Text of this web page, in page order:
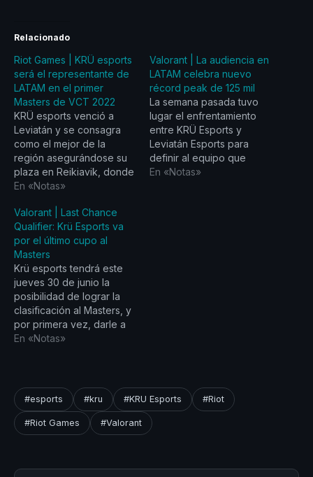
Relacionado
Riot Games | KRÜ esports
será el representante de
LATAM en el primer
Masters de VCT 2022
KRÜ esports venció a
Leviatán y se consagra
como el mejor de la
región asegurándose su
plaza en Reikiavik, donde
se disputará el Masters
marcará el inicio de la
competencia internacional
de VALORANT Champions
Tour 2022. KRÜ esports
se corona nuevamente
como…
En «Notas»
Valorant | La audiencia en
LATAM celebra nuevo
récord peak de 125 mil
La semana pasada tuvo
lugar el enfrentamiento
entre KRÜ Esports y
Leviatán Esports para
definir al equipo que
estaría viajando a
En «Notas»
Valorant | Last Chance
Qualifier: Krü Esports va
por el último cupo al
Masters
Krü esports tendrá este
jueves 30 de junio la
posibilidad de lograr la
clasificación al Masters, y
por primera vez, darle a
Latinoamérica dos cupos
Ninjas in Pyjamas en un
Bo5 desde Costa
Salguero, Argentina con
todo el apoyo de su
En «Notas»
#esports #kru #KRU Esports #Riot
#Riot Games #Valorant